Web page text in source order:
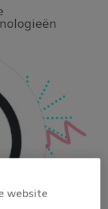
website